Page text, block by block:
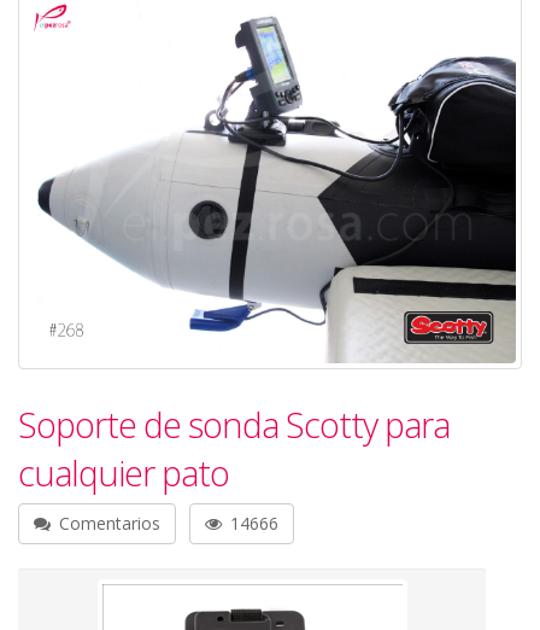
Soporte de sonda Scotty para
cualquier pato
Comentarios 14666